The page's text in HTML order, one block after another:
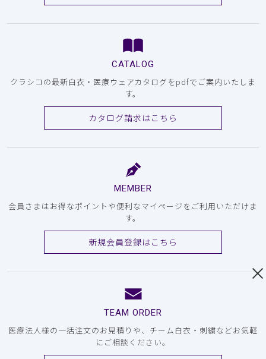
CATALOG
クラシコの最新白衣・医療ウェアカタログをpdfでご案内いたしま
す。
カタログ請求はこちら
MEMBER
会員さまはお得なポイントや便利なマイページをご利用いただけま
す。
新規会員登録はこちら
TEAM ORDER
医療法人様の一括注文のお見積りや、チーム白衣・刺繍などお気軽
にご相談ください。